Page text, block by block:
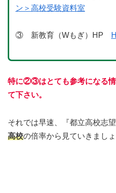
ン＞高校受験資料室
③ 新教育（Wもぎ）HP
特に②③はとても参考になる情
て下さい。
それでは早速、『都立高校志
高校の倍率から見ていきましょ